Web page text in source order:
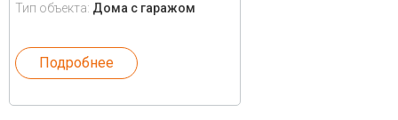
Тип объекта: Дома с гаражом
Подробнее